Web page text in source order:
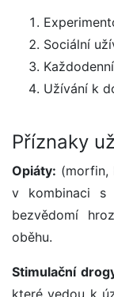
Sociální
Užívání k
Příznaky
Opiáty: (morfin,
v kombinaci s
bezvědomí
oběhu.
Stimulační